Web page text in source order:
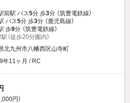
前駅 バス5分 歩3分 （筑豊電鉄線）
バス5分 歩3分 （鹿児島線）
歩9分 （筑豊電鉄線）
（徒歩20分圏内）
北九州市八幡西区山寺町
年11ヶ月 / RC
円）